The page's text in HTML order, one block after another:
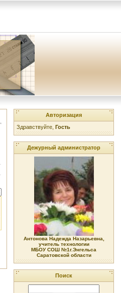
Авторизация
Здравствуйте, Гость
Дежурный администратор
Антонова Надежда Назарьевна,
учитель технологии
МБОУ СОШ №1г.Энгельса
Саратовской области
Поиск